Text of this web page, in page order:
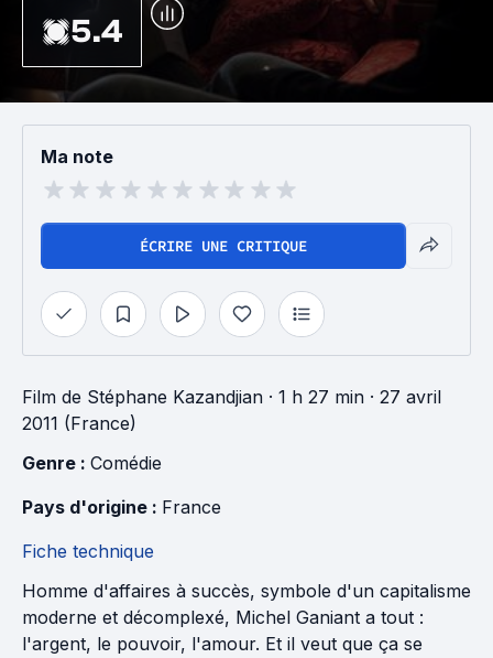
5.4
Ma note
ÉCRIRE UNE CRITIQUE
Film de Stéphane Kazandjian · 1 h 27 min · 27 avril
2011 (France)
Genre : Comédie
Pays d'origine : France
Fiche technique
Homme d'affaires à succès, symbole d'un capitalisme
moderne et décomplexé, Michel Ganiant a tout :
l'argent, le pouvoir, l'amour. Et il veut que ça se